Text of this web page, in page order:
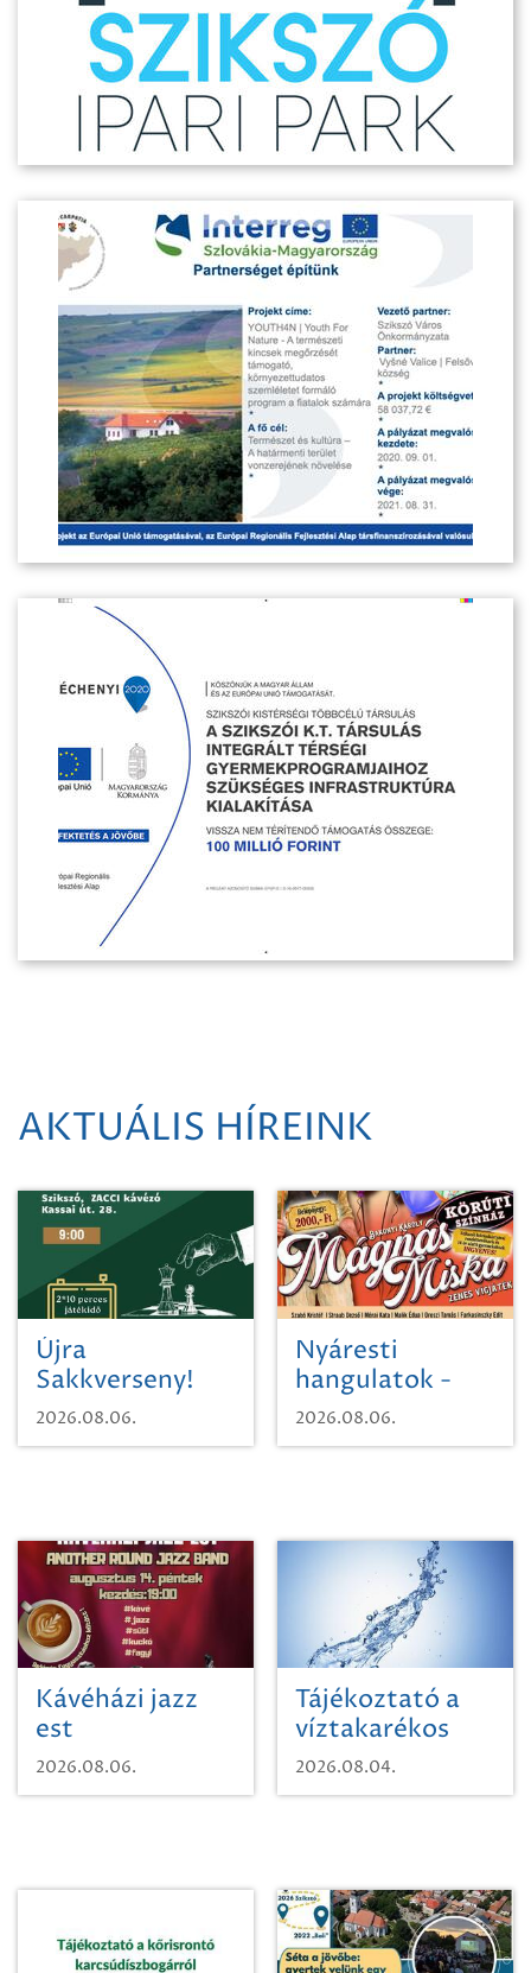
AKTUÁLIS HÍREINK
Újra
Sakkverseny!
2026.08.06.
Nyáresti
hangulatok -
Mágnás Miska
2026.08.06.
Kávéházi jazz
est
2026.08.06.
Tájékoztató a
víztakarékos
vízhasználatról
2026.08.04.